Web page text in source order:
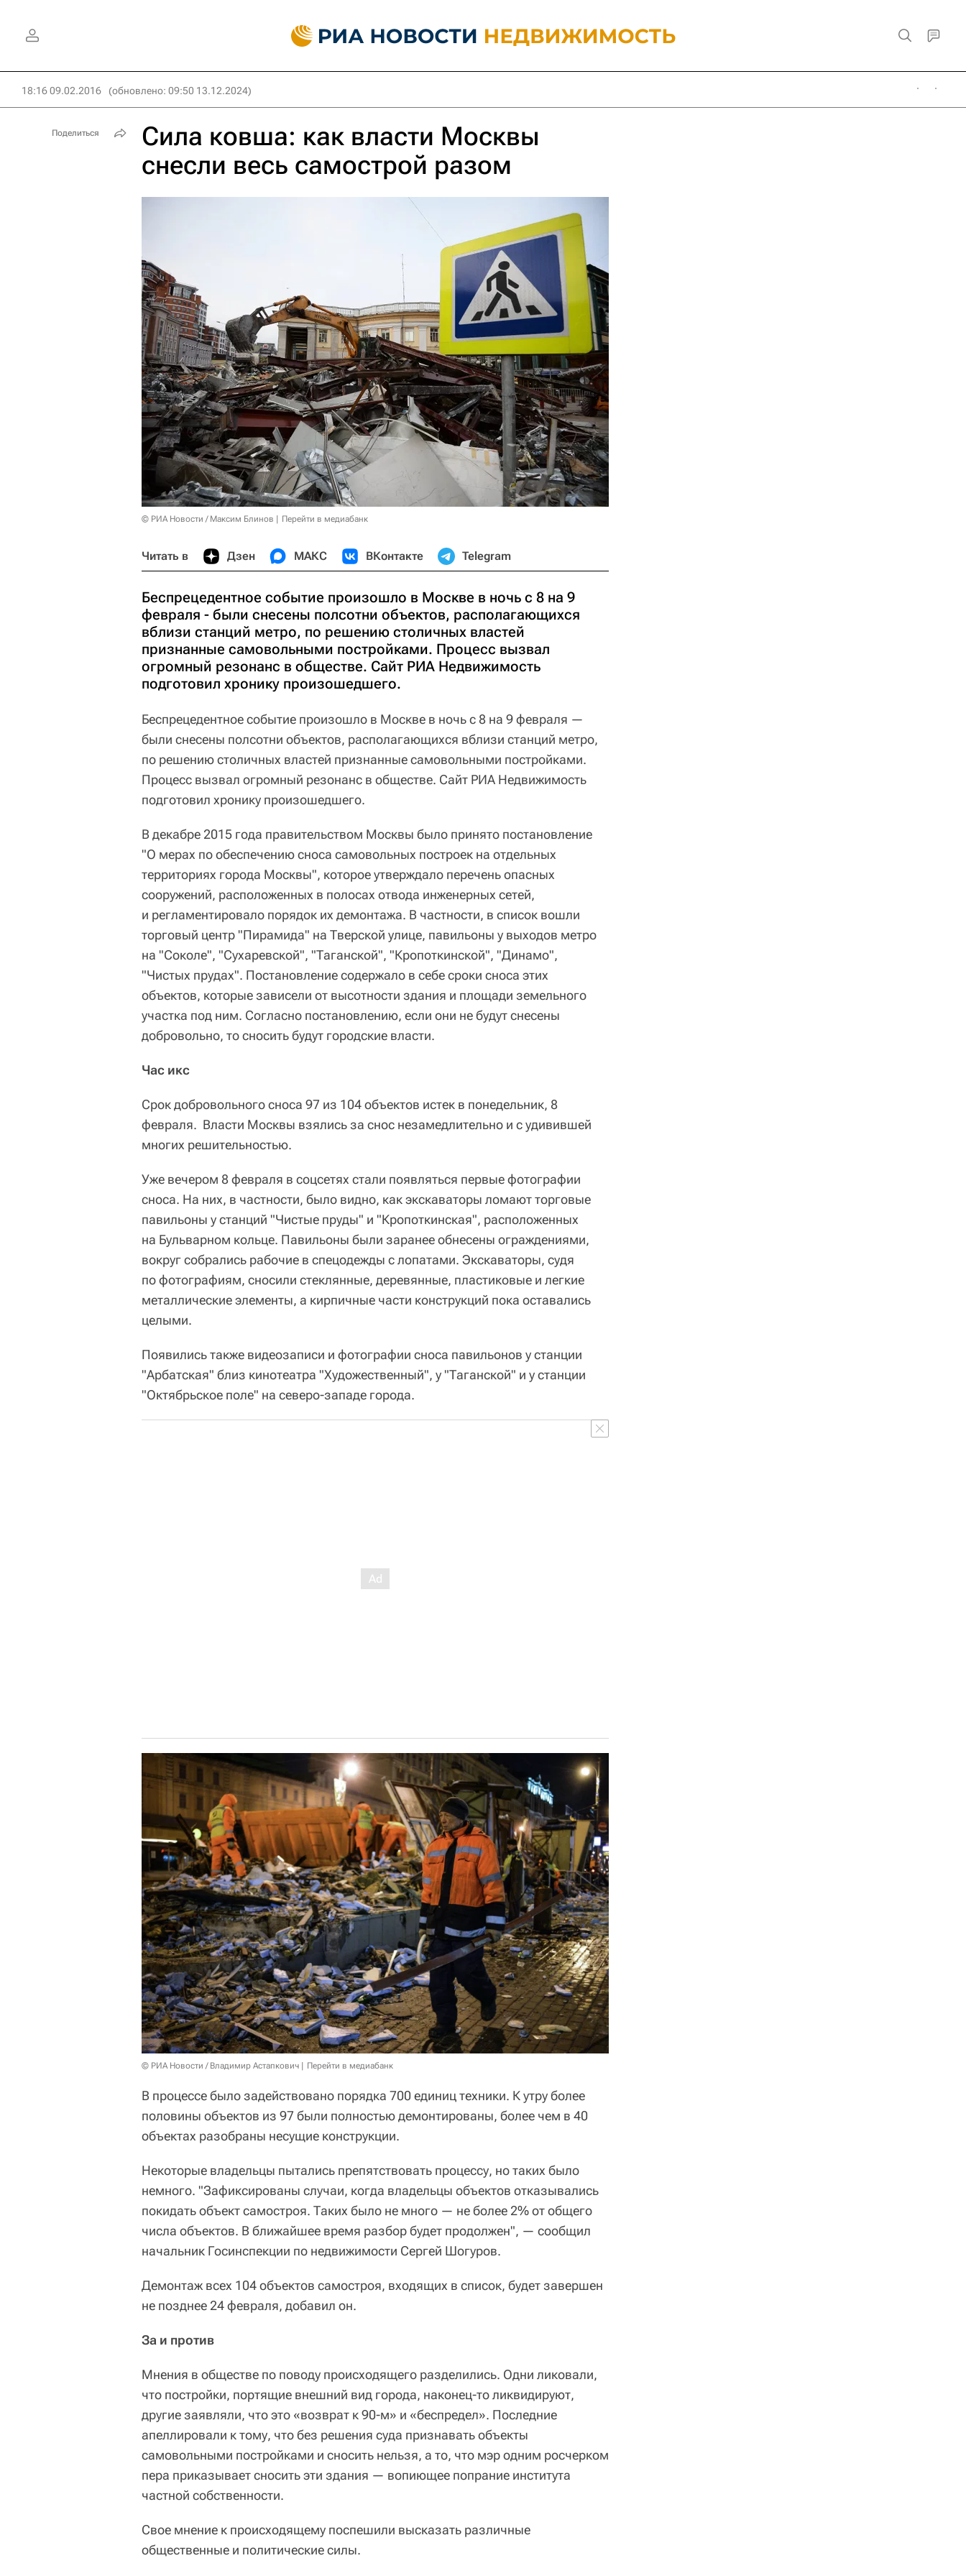
18:16 09.02.2016 (обновлено: 09:50 13.12.2024)
Сила ковша: как власти Москвы
снесли весь самострой разом
© РИА Новости / Максим Блинов Перейти в медиабанк
Читать в Дзен МАКС ВКонтакте Telegram
Беспрецедентное событие произошло в Москве в ночь с 8 на 9
февраля - были снесены полсотни объектов, располагающихся
вблизи станций метро, по решению столичных властей
признанные самовольными постройками. Процесс вызвал
огромный резонанс в обществе. Сайт РИА Недвижимость
подготовил хронику произошедшего.
Беспрецедентное событие произошло в Москве в ночь с 8 на 9 февраля —
были снесены полсотни объектов, располагающихся вблизи станций метро,
по решению столичных властей признанные самовольными постройками.
Процесс вызвал огромный резонанс в обществе. Сайт РИА Недвижимость
подготовил хронику произошедшего.
В декабре 2015 года правительством Москвы было принято постановление
"О мерах по обеспечению сноса самовольных построек на отдельных
территориях города Москвы", которое утверждало перечень опасных
сооружений, расположенных в полосах отвода инженерных сетей,
и регламентировало порядок их демонтажа. В частности, в список вошли
торговый центр "Пирамида" на Тверской улице, павильоны у выходов метро
на "Соколе", "Сухаревской", "Таганской", "Кропоткинской", "Динамо",
"Чистых прудах". Постановление содержало в себе сроки сноса этих
объектов, которые зависели от высотности здания и площади земельного
участка под ним. Согласно постановлению, если они не будут снесены
добровольно, то сносить будут городские власти.
Час икс
Срок добровольного сноса 97 из 104 объектов истек в понедельник, 8
февраля. Власти Москвы взялись за снос незамедлительно и с удивившей
многих решительностью.
Уже вечером 8 февраля в соцсетях стали появляться первые фотографии
сноса. На них, в частности, было видно, как экскаваторы ломают торговые
павильоны у станций "Чистые пруды" и "Кропоткинская", расположенных
на Бульварном кольце. Павильоны были заранее обнесены ограждениями,
вокруг собрались рабочие в спецодежды с лопатами. Экскаваторы, судя
по фотографиям, сносили стеклянные, деревянные, пластиковые и легкие
металлические элементы, а кирпичные части конструкций пока оставались
целыми.
Появились также видеозаписи и фотографии сноса павильонов у станции
"Арбатская" близ кинотеатра "Художественный", у "Таганской" и у станции
"Октябрьское поле" на северо-западе города.
© РИА Новости / Владимир Астапкович Перейти в медиабанк
В процессе было задействовано порядка 700 единиц техники. К утру более
половины объектов из 97 были полностью демонтированы, более чем в 40
объектах разобраны несущие конструкции.
Некоторые владельцы пытались препятствовать процессу, но таких было
немного. "Зафиксированы случаи, когда владельцы объектов отказывались
покидать объект самостроя. Таких было не много — не более 2% от общего
числа объектов. В ближайшее время разбор будет продолжен", — сообщил
начальник Госинспекции по недвижимости Сергей Шогуров.
Демонтаж всех 104 объектов самостроя, входящих в список, будет завершен
не позднее 24 февраля, добавил он.
За и против
Мнения в обществе по поводу происходящего разделились. Одни ликовали,
что постройки, портящие внешний вид города, наконец-то ликвидируют,
другие заявляли, что это «возврат к 90-м» и «беспредел». Последние
апеллировали к тому, что без решения суда признавать объекты
самовольными постройками и сносить нельзя, а то, что мэр одним росчерком
пера приказывает сносить эти здания — вопиющее попрание института
частной собственности.
Свое мнение к происходящему поспешили высказать различные
общественные и политические силы.
Поделиться